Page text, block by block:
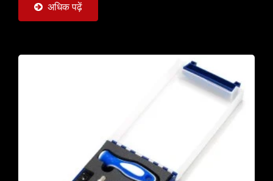
अधिक पढ़ें